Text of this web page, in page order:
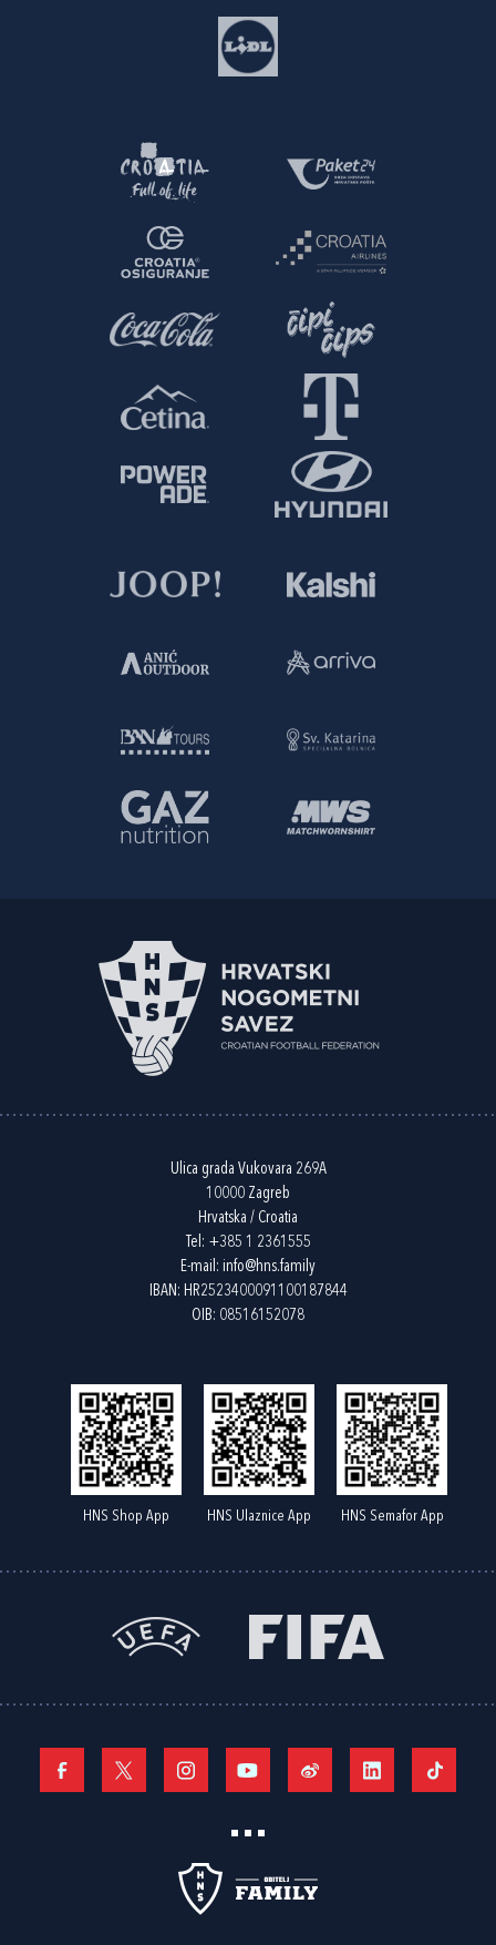
Ulica grada Vukovara 269A
10000 Zagreb
Hrvatska / Croatia
Tel: +385 1 2361555
E-mail: info@hns.family
IBAN: HR2523400091100187844
OIB: 08516152078
HNS Shop App HNS Ulaznice App HNS Semafor App